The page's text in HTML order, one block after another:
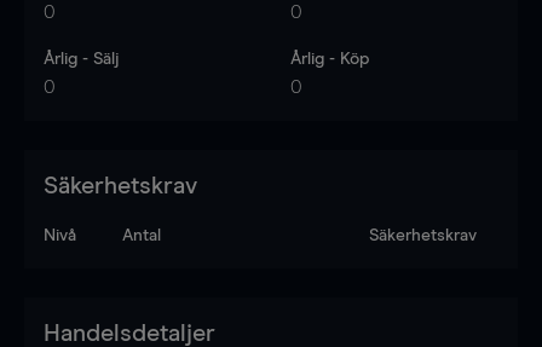
0 0
Årlig - Sälj
0
Årlig - Köp
0
Säkerhetskrav
Nivå Antal Säkerhetskrav
Handelsdetaljer